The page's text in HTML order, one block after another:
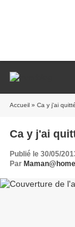
Accueil » Ca y j'ai
Ca y j'ai
Publié le 30/05/
Par